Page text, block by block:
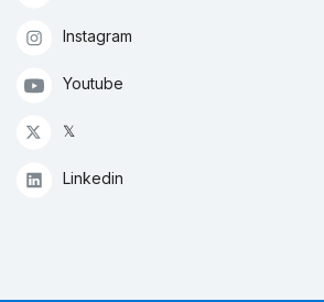
Instagram
Youtube
𝕏
Linkedin